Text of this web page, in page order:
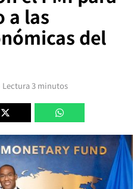
a las
del
Lectura 3 minutos